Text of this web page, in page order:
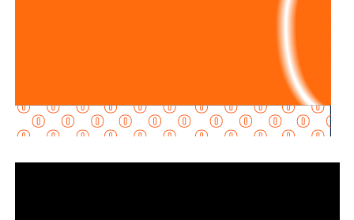
Aqualia
(5%), filiales del grupo españolFCC
Servicios
de Agua Trident(0.001%), filial de la japonesaMitsui.